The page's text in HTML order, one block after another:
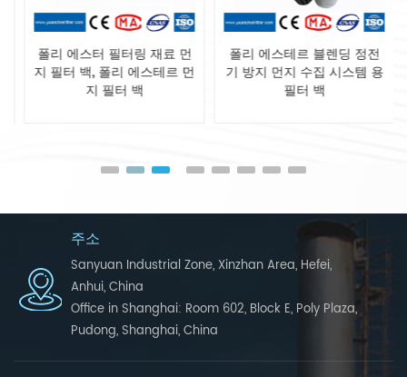
폴리 에스터 필터링 재료 먼
지 필터 백, 폴리 에스테르 먼
지 필터 백
폴리 에스테르 블렌딩 정전
기 방지 먼지 수집 시스템 용
필터 백
주소
Sanyuan Industrial Zone, Xinzhan Area, Hefei,
Anhui, China
Office in Shanghai: Room 602, Block E, Poly Plaza,
Pudong, Shanghai, China